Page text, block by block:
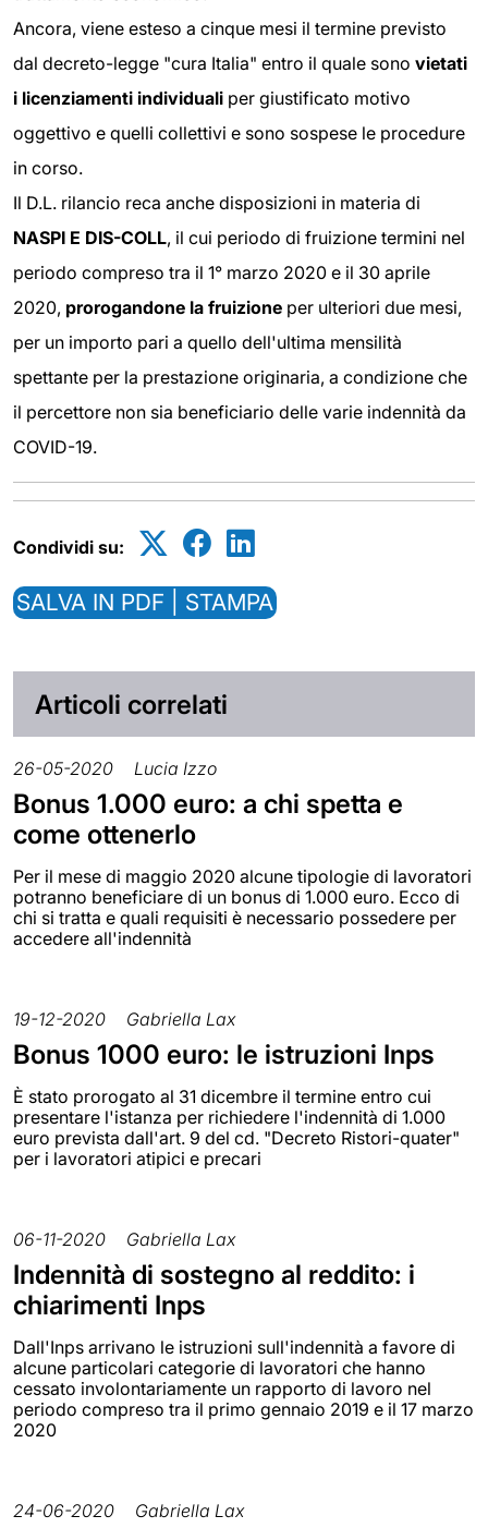
Ancora, viene esteso a cinque mesi il termine previsto
dal decreto-legge "cura Italia" entro il quale sono vietati
i licenziamenti individuali per giustificato motivo
oggettivo e quelli collettivi e sono sospese le procedure
in corso.
Il D.L. rilancio reca anche disposizioni in materia di
NASPI E DIS-COLL, il cui periodo di fruizione termini nel
periodo compreso tra il 1° marzo 2020 e il 30 aprile
2020, prorogandone la fruizione per ulteriori due mesi,
per un importo pari a quello dell'ultima mensilità
spettante per la prestazione originaria, a condizione che
il percettore non sia beneficiario delle varie indennità da
COVID-19.
Condividi su:
SALVA IN PDF | STAMPA
Articoli correlati
26-05-2020 Lucia Izzo
Bonus 1.000 euro: a chi spetta e
come ottenerlo
Per il mese di maggio 2020 alcune tipologie di lavoratori
potranno beneficiare di un bonus di 1.000 euro. Ecco di
chi si tratta e quali requisiti è necessario possedere per
accedere all'indennità
19-12-2020 Gabriella Lax
Bonus 1000 euro: le istruzioni Inps
È stato prorogato al 31 dicembre il termine entro cui
presentare l'istanza per richiedere l'indennità di 1.000
euro prevista dall'art. 9 del cd. "Decreto Ristori-quater"
per i lavoratori atipici e precari
06-11-2020 Gabriella Lax
Indennità di sostegno al reddito: i
chiarimenti Inps
Dall'Inps arrivano le istruzioni sull'indennità a favore di
alcune particolari categorie di lavoratori che hanno
cessato involontariamente un rapporto di lavoro nel
periodo compreso tra il primo gennaio 2019 e il 17 marzo
2020
24-06-2020 Gabriella Lax